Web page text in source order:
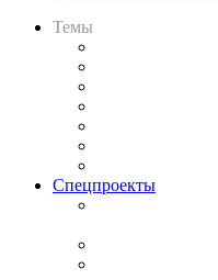
Темы
Спецпроекты